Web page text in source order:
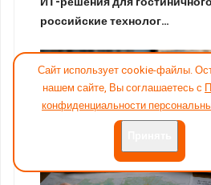
российские технолог…
Сайт использует cookie-файлы.
нашем сайте, Вы соглашаетесь с
конфиденциальности